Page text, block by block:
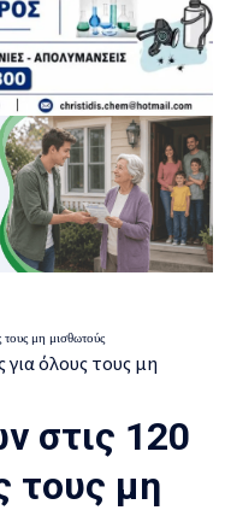
μη μισθωτούς
στις 120
τους μη